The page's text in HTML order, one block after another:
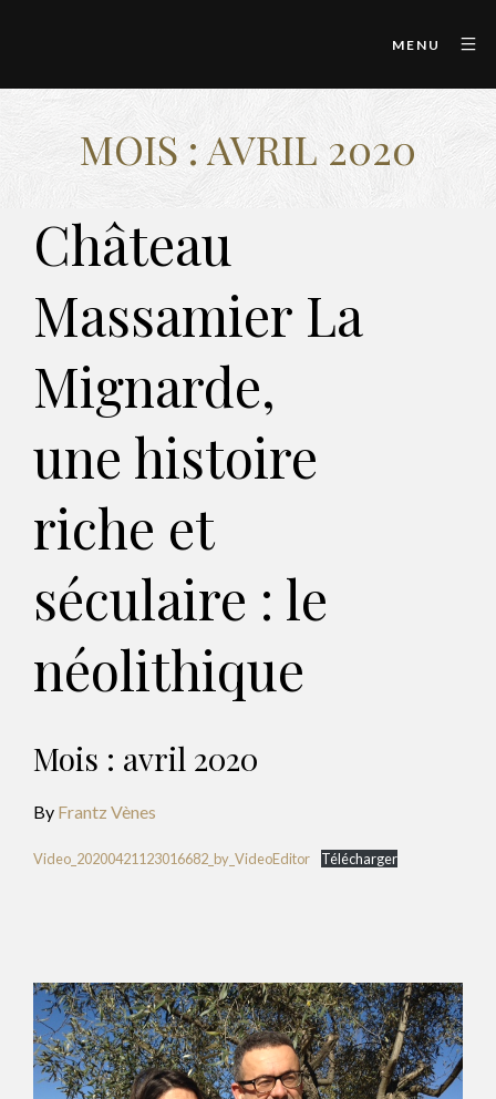
MENU
MOIS : AVRIL 2020
Château
Massamier La
Mignarde,
une histoire
riche et
séculaire : le
néolithique
Mois : avril 2020
By Frantz Vènes
Video_20200421123016682_by_VideoEditor Télécharger